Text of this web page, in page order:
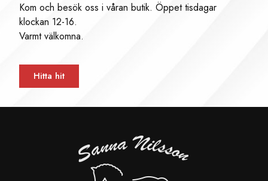
Kom och besök oss i våran butik. Öppet tisdagar
klockan 12-16.
Varmt välkomna.
Hitta hit